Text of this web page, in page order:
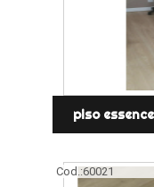
piso
Cod.:60021